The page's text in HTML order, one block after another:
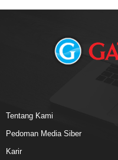
Tentang Kami
Pedoman Media Siber
Karir